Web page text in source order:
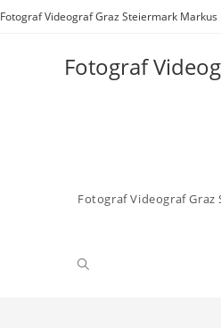
Zum
Fotograf Videograf Graz Steiermark Markus
Fotograf
Fotograf Videograf
Website-